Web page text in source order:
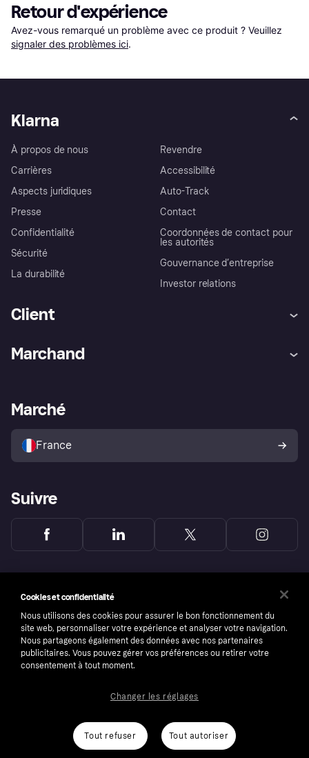
Retour d'expérience
Avez-vous remarqué un problème avec ce produit ? Veuillez
signaler des problèmes ici.
Klarna
À propos de nous
Carrières
Aspects juridiques
Presse
Confidentialité
Sécurité
La durabilité
Revendre
Accessibilité
Auto-Track
Contact
Coordonnées de contact pour
les autorités
Gouvernance d’entreprise
Investor relations
Client
Explorez les magasins
Politique de protection de
l’acheteur Klarna
Marchand
Portail Marchand
Marché
France
Suivre
number: 556737-0431
ConditionsCookiesKlarna.com
Cookies et confidentialité
Nous utilisons des cookies pour assurer le bon fonctionnement du
site web, personnaliser votre expérience et analyser votre navigation.
Nous partageons également des données avec nos partenaires
publicitaires. Vous pouvez gérer vos préférences ou retirer votre
consentement à tout moment.
Tout refuser Tout autoriser
Changer les réglages